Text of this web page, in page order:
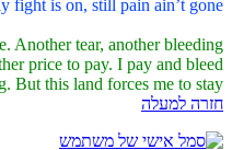
fight is on, still pain ain’t gone
Another tear, another bleeding
price to pay. I pay and bleed
But this land forces me to stay
חזרה למעלה